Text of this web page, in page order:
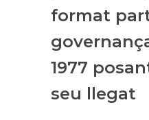
format
1977
seu llegat